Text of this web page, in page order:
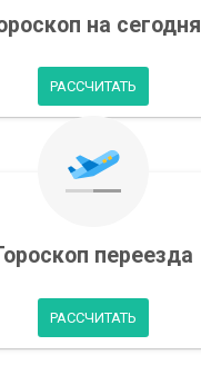
на сегодня
РАССЧИТАТЬ
переезда
РАССЧИТАТЬ